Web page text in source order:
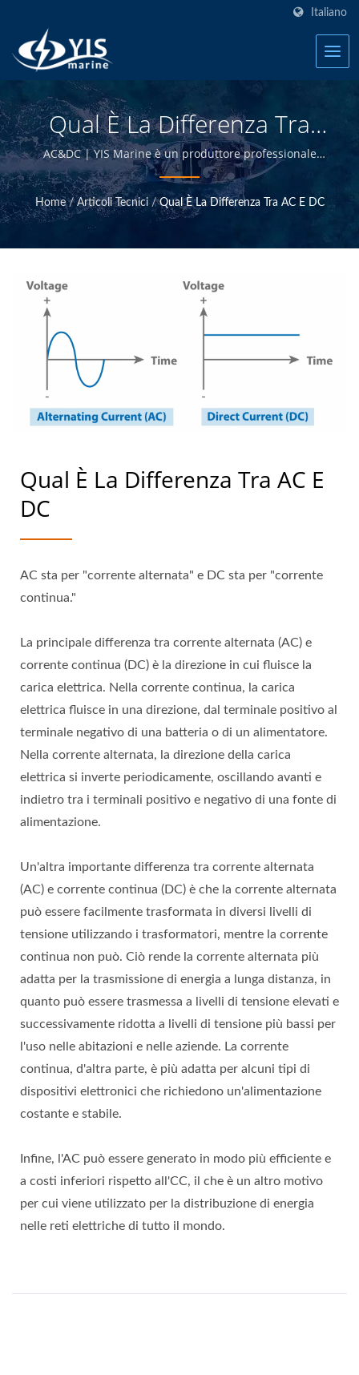
Italiano
Qual È La Differenza Tra
AC E DC | Pannelli
Interruttori Marini, Fusibili,
Interruttori Automatici
Produttore | YIS Marine
AC&DC | YIS Marine è un produttore professionale
impegnato a fornire prodotti elettrici ed elettronici
marini di alta qualità. Progettando e producendo
internamente e avendo il controllo di qualità presso la
sede di Taiwan, siamo in grado di offrire prodotti
marini di alta qualità a prezzi competitivi.
Home / Articoli Tecnici / Qual È La Differenza Tra AC E DC
Qual È La Differenza Tra AC E
DC
AC sta per "corrente alternata" e DC sta per "corrente
continua."
La principale differenza tra corrente alternata (AC) e
corrente continua (DC) è la direzione in cui fluisce la
carica elettrica. Nella corrente continua, la carica
elettrica fluisce in una direzione, dal terminale positivo al
terminale negativo di una batteria o di un alimentatore.
Nella corrente alternata, la direzione della carica
elettrica si inverte periodicamente, oscillando avanti e
indietro tra i terminali positivo e negativo di una fonte di
alimentazione.
Un'altra importante differenza tra corrente alternata
(AC) e corrente continua (DC) è che la corrente alternata
può essere facilmente trasformata in diversi livelli di
tensione utilizzando i trasformatori, mentre la corrente
continua non può. Ciò rende la corrente alternata più
adatta per la trasmissione di energia a lunga distanza, in
quanto può essere trasmessa a livelli di tensione elevati e
successivamente ridotta a livelli di tensione più bassi per
l'uso nelle abitazioni e nelle aziende. La corrente
continua, d'altra parte, è più adatta per alcuni tipi di
dispositivi elettronici che richiedono un'alimentazione
costante e stabile.
Infine, l'AC può essere generato in modo più efficiente e
a costi inferiori rispetto all'CC, il che è un altro motivo
per cui viene utilizzato per la distribuzione di energia
nelle reti elettriche di tutto il mondo.